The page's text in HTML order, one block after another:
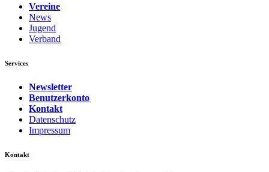
Vereine
News
Jugend
Verband
Services
Newsletter
Benutzerkonto
Kontakt
Datenschutz
Impressum
Kontakt